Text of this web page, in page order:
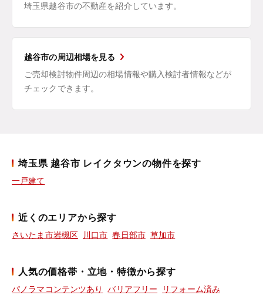
埼玉県越谷市の不動産を紹介しています。
越谷市の周辺相場を見る
ご売却検討物件周辺の相場情報や購入検討者情報などが
チェックできます。
埼玉県 越谷市 レイクタウンの物件を探す
一戸建て
近くのエリアから探す
さいたま市岩槻区 川口市 春日部市 草加市
人気の価格帯・立地・特徴から探す
パノラマコンテンツあり バリアフリー
リフォーム済み